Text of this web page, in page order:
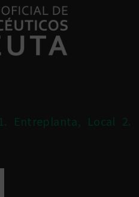
Entreplanta, Local 2.